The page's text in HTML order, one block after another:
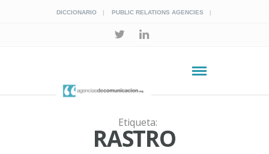
DICCIONARIO PUBLIC RELATIONS AGENCIES
Etiqueta:
RASTRO